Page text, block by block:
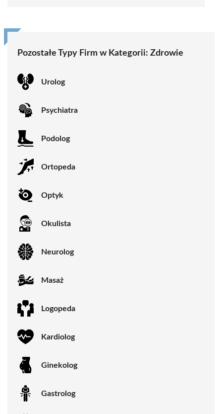
Pozostałe Typy Firm w Kategorii: Zdrowie
Urolog
Psychiatra
Podolog
Ortopeda
Optyk
Okulista
Neurolog
Masaż
Logopeda
Kardiolog
Ginekolog
Gastrolog